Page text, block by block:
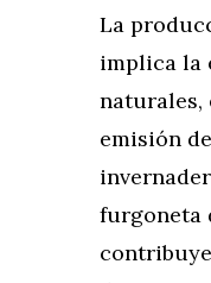
La
implica la
naturales,
emisión
furgoneta